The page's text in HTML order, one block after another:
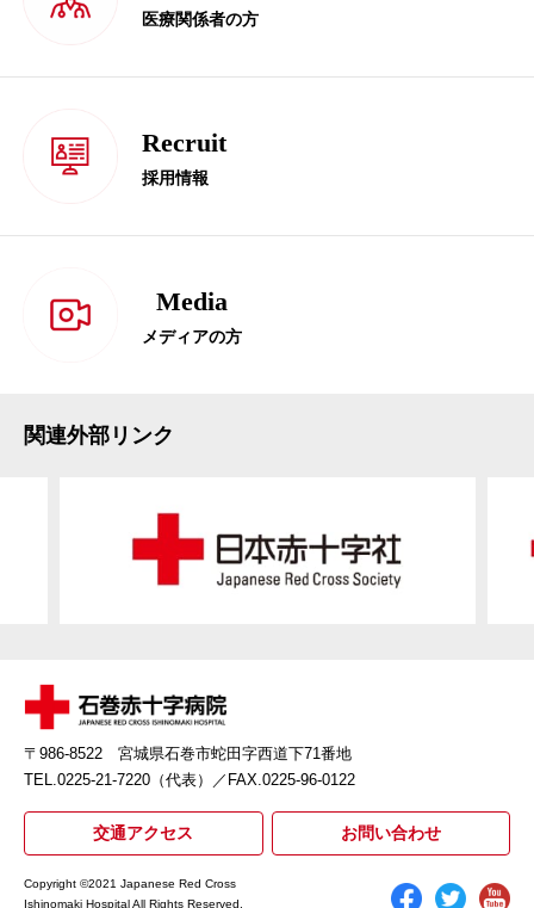
医療関係者の方
Recruit
採用情報
Media
メディアの方
関連外部リンク
〒986-8522 宮城県石巻市蛇田字西道下71番地
TEL.0225-21-7220（代表）
／FAX.0225-96-0122
交通アクセス お問い合わせ
Copyright ©2021 Japanese Red Cross
Ishinomaki Hospital All Rights Reserved.